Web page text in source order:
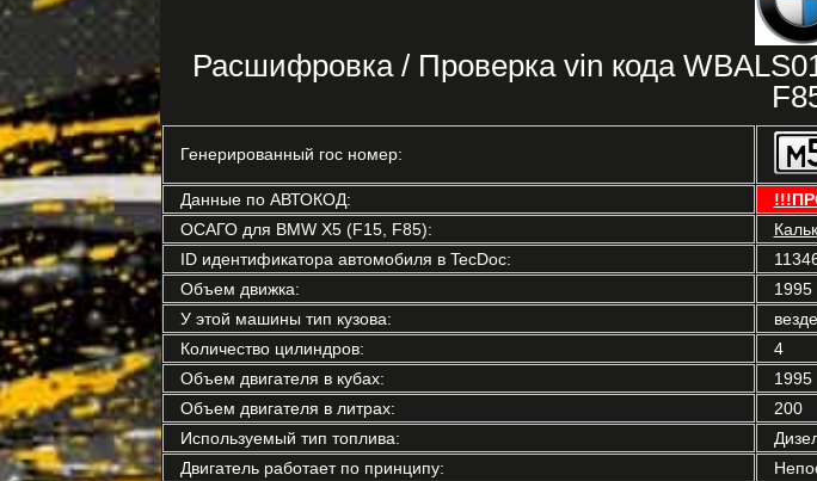
Расшифровка / Проверка vin кода
Генерированный гос номер:
Данные по АВТОКОД:
ОСАГО для BMW X5 (F15, F85):
ID идентификатора автомобиля в TecDoc:
Объем движка:
1995
У этой машины тип кузова:
Количество цилиндров:
4
Объем двигателя в кубах:
1995
Объем двигателя в литрах:
200
Используемый тип топлива:
Двигатель работает по принципу: